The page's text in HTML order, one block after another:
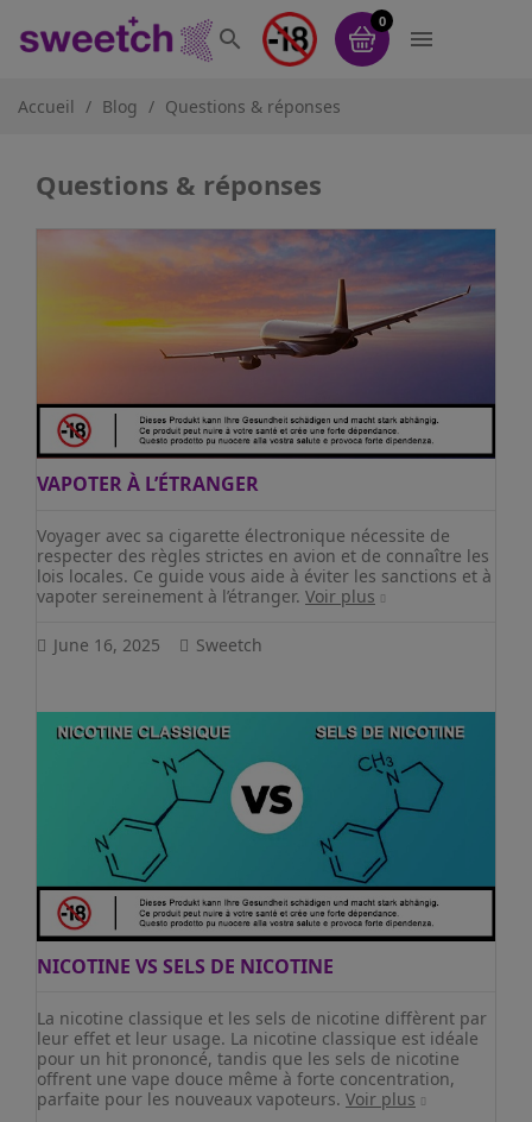

0

Accueil Blog Questions & réponses
Questions & réponses
VAPOTER À L’ÉTRANGER
Voyager avec sa cigarette électronique nécessite de
respecter des règles strictes en avion et de connaître les
lois locales. Ce guide vous aide à éviter les sanctions et à
vapoter sereinement à l’étranger. Voir plus
June 16, 2025 Sweetch
NICOTINE VS SELS DE NICOTINE
La nicotine classique et les sels de nicotine diffèrent par
leur effet et leur usage. La nicotine classique est idéale
pour un hit prononcé, tandis que les sels de nicotine
offrent une vape douce même à forte concentration,
parfaite pour les nouveaux vapoteurs. Voir plus